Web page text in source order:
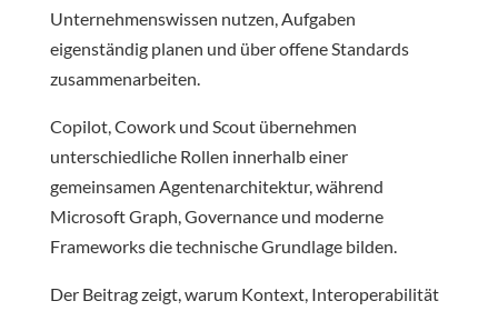
Unternehmenswissen nutzen, Aufgaben
eigenständig planen und über offene Standards
zusammenarbeiten.
Copilot, Cowork und Scout übernehmen
unterschiedliche Rollen innerhalb einer
gemeinsamen Agentenarchitektur, während
Microsoft Graph, Governance und moderne
Frameworks die technische Grundlage bilden.
Der Beitrag zeigt, warum Kontext, Interoperabilität